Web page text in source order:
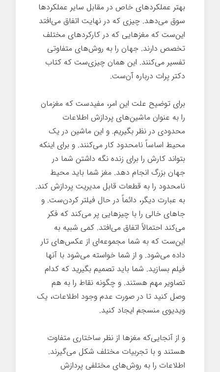
بهتر عملکردهای خاص در مقابل سایر عملکردها
سوق می‌دهد. چیزی که در نهایت اتفاق می‌افتد
این‌ست که مغزهایی که در کارکردهای مختلف
تخصص دارند. جهان را به روش‌های متفاوتی
تفسیر می‌کنند. این همان چیزی‌ست که کتاب
دکتر پرات درباره آن‌ست.
برای توضیح علت این امر، مفیدست که مغزمان
را به عنوان ماشین‌های پردازش اطلاعات
محدودی در نظر بگیریم. و این ماشین در یک
محیط اساساً نامحدود کار می‌کنند. و برای اینکه
بتواند کارش را برای زنده نگه داشتن شما در
جهان بزرگ انجام دهد. مغز شما باید محیط
نامحدود را به قطعات قابل مدیریت پردازش کند.
به عبارت دیگر، دائماً در حال فیلتر کردن‌ست. و
جاهای خالی را با چیزهایی پر می‌کند که فکر
می‌کند احتمالاً اتفاق می‌افتد. کمی شبیه به
این‌ست که به شما مجموعه‌ای از عکس‌های تار
داده می‌شود. و از شما خواسته می‌شود با آنها
فیلم بسازید. شما باید تصمیم بگیرید که کدام
تصاویر مهم هستند. و چگونه نقاط را به هم
وصل کنید تا در صورت عدم وجود اطلاعات، یک
ویدیوی منسجم ایجاد کنید.
و از آنجایی‌که مغزها از نظر ساختاری متفاوت
هستند و با تجربیات مختلف شکل می‌گیرند.
اطلاعات را به روش‌های مختلفی پردازش